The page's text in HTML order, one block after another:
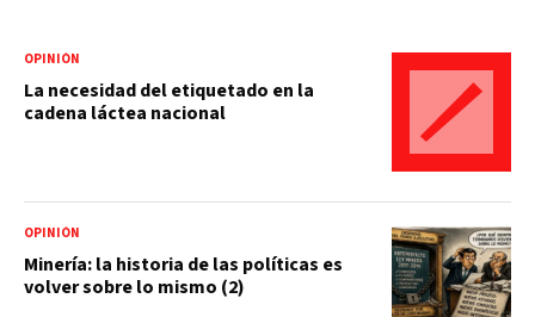
OPINIÓN
La necesidad del etiquetado en la
cadena láctea nacional
OPINIÓN
Minería: la historia de las políticas es
volver sobre lo mismo (2)